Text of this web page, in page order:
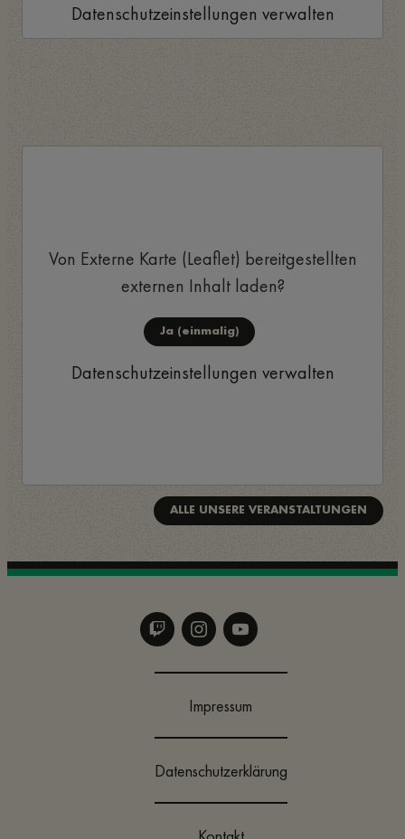
Datenschutzeinstellungen verwalten
Von Externe Karte (Leaflet) bereitgestellten
externen Inhalt laden?
Ja (einmalig)
Datenschutzeinstellungen verwalten
ALLE UNSERE VERANSTALTUNGEN
Impressum
Datenschutzerklärung